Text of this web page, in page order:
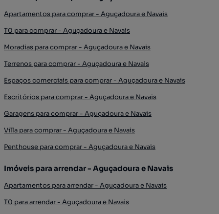
Apartamentos para comprar - Aguçadoura e Navais
T0 para comprar - Aguçadoura e Navais
Moradias para comprar - Aguçadoura e Navais
Terrenos para comprar - Aguçadoura e Navais
Espaços comerciais para comprar - Aguçadoura e Navais
Escritórios para comprar - Aguçadoura e Navais
Garagens para comprar - Aguçadoura e Navais
Villa para comprar - Aguçadoura e Navais
Penthouse para comprar - Aguçadoura e Navais
Imóveis para arrendar - Aguçadoura e Navais
Apartamentos para arrendar - Aguçadoura e Navais
T0 para arrendar - Aguçadoura e Navais